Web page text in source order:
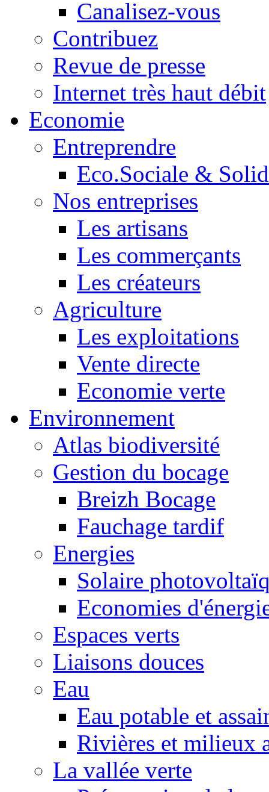
Canalisez-vous
Contribuez
Revue de presse
Internet très haut débit
Economie
Entreprendre
Eco.Sociale &
Nos entreprises
Les artisans
Les commerçants
Les créateurs
Agriculture
Les exploitations
Vente directe
Economie verte
Environnement
Atlas biodiversité
Gestion du bocage
Breizh Bocage
Fauchage tardif
Energies
Solaire
Economies
Espaces verts
Liaisons douces
Eau
Eau potable et
Rivières et milieux
La vallée verte